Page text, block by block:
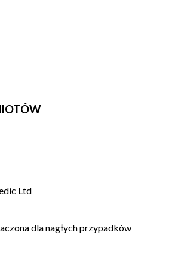
Ltd
dla nagłych przypadków